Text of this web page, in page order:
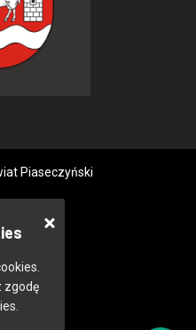
Piaseczyński
zgodę